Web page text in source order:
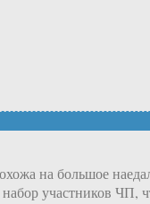
на большое
набор участников ЧП,